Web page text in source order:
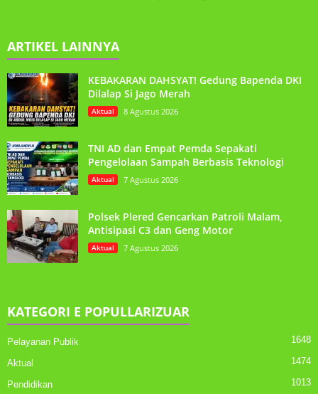
ARTIKEL LAINNYA
KEBAKARAN DAHSYAT! Gedung Bapenda DKI
Dilalap Si Jago Merah
Aktual 8 Agustus 2026
TNI AD dan Empat Pemda Sepakati
Pengelolaan Sampah Berbasis Teknologi
Aktual 7 Agustus 2026
Polsek Plered Gencarkan Patroli Malam,
Antisipasi C3 dan Geng Motor
Aktual 7 Agustus 2026
KATEGORI E POPULLARIZUAR
Pelayanan Publik 1648
Aktual 1474
Pendidikan 1013